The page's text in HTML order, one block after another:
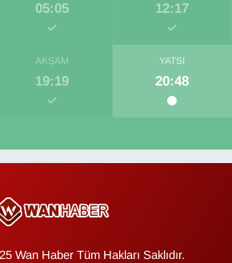
05:05 12:17
AKŞAM
19:19
YATSI
20:48
Wan Haber Tüm Hakları Saklıdır.